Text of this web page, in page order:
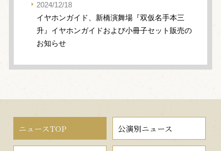
2024/12/18
イヤホンガイド、新橋演舞場『双仮名手本三
升』イヤホンガイドおよび小冊子セット販売の
お知らせ
ニュースTOP 公演別ニュース